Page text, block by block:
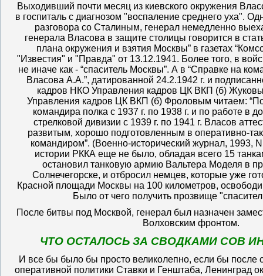
Выходивший почти месяц из киевского окружения
в госпиталь с диагнозом "воспаление среднего уха".
разговора со Сталиным, генерал немедленно
генерала Власова в защите столицы говорится в
плана окружения и взятия Москвы” в газетах
"Известия" и "Правда" от 13.12.1941. Более того, в
не иначе как - “спаситель Москвы”. А в “Справке на
Власова А.А.”, датированной 24.2.1942 г. и
кадров НКО Управления кадров ЦК ВКП (б)
Управления кадров ЦК ВКП (б) Фроловым читаем:
командира полка с 1937 г. по 1938 г. и по работе в
стрелковой дивизии с 1939 г. по 1941 г. Власов
развитым, хорошо подготовленным в оперативно-
командиром”. (Военно-исторический журнал, 1993,
истории РККА еще не было, обладая всего 15
остановил танковую армию Вальтера Моделя в
Солнечегорске, и отбросил немцев, которые уже
Красной площади Москвы на 100 километров,
Было от чего получить прозвище
После битвы под Москвой, генерал был назначен
Волховским фронтом.
ЧТО ОСТАЛОСЬ ЗА СВОДКАМИ СОВ
И все бы было бы просто великолепно, если бы после
оперативной политики Ставки и Генштаба, Ленинград